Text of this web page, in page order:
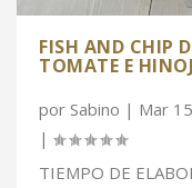
FISH AND CHIP
TOMATE E
por Sabino | Mar
|
TIEMPO DE